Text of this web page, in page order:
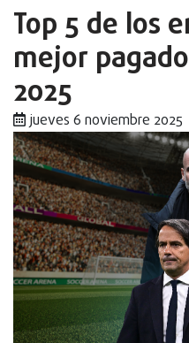
Top 5 de los
mejor
2025
jueves 6 noviembre 2025